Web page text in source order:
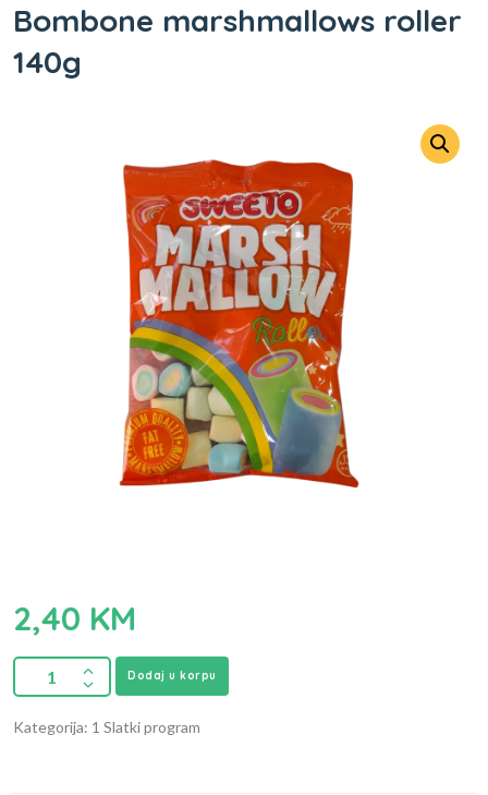
Bombone marshmallows roller
140g
2,40 KM
Dodaj u korpu
Kategorija: 1 Slatki program